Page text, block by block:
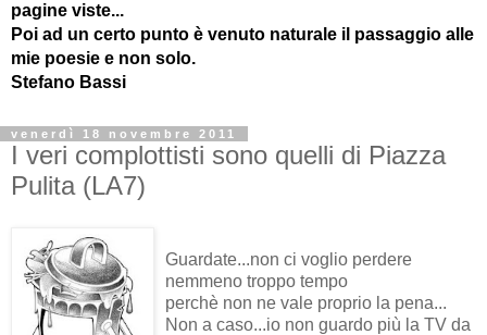
pagine viste...
Poi ad un certo punto è venuto naturale il passaggio alle
mie poesie e non solo.
Stefano Bassi
venerdì 18 novembre 2011
I veri complottisti sono quelli di Piazza
Pulita (LA7)
Guardate...non ci voglio perdere
nemmeno troppo tempo
perchè non ne vale proprio la pena...
Non a caso...io non guardo più la TV da